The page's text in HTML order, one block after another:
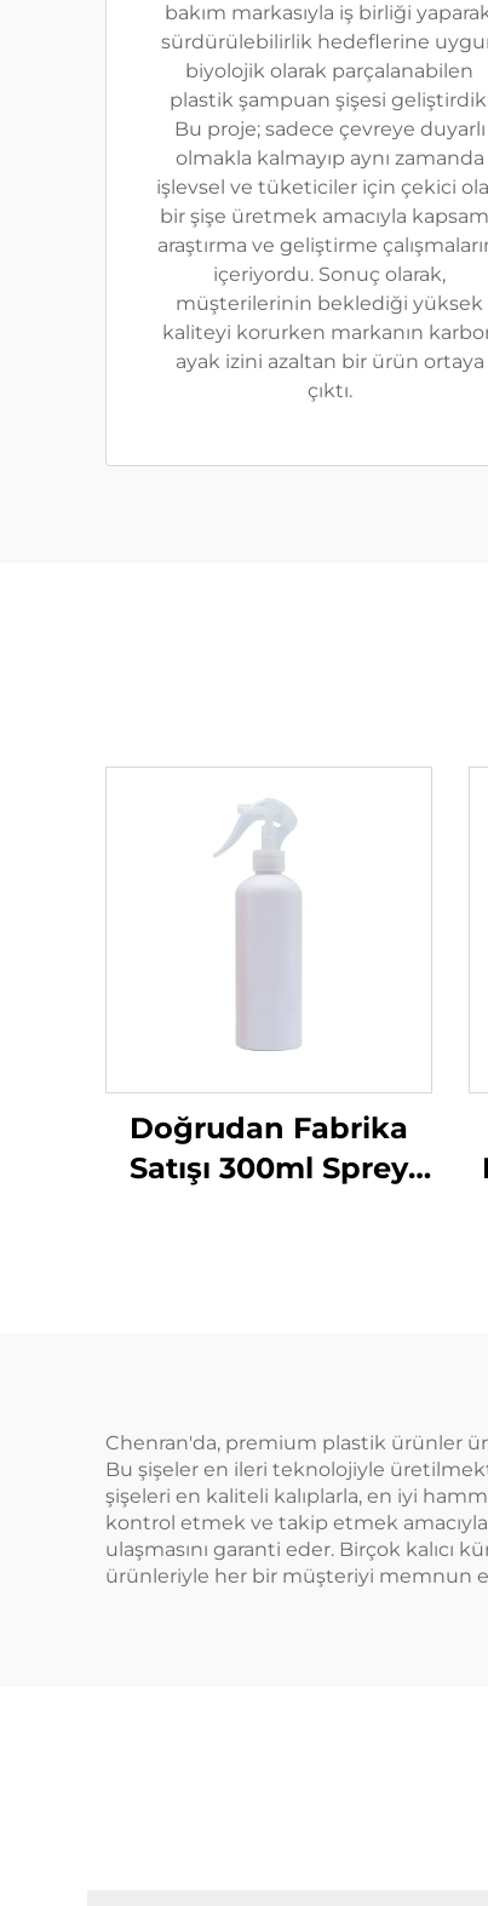
bakım markasıyla iş birliği
sürdürülebilirlik hedeflerine
biyolojik olarak parçalanabilen
plastik şampuan şişesi
Bu proje; sadece çevreye duyarlı
olmakla kalmayıp aynı zamanda
işlevsel ve tüketiciler için çekici
bir şişe üretmek amacıyla
araştırma ve geliştirme
içeriyordu. Sonuç olarak,
müşterilerinin beklediği yüksek
kaliteyi korurken markanın
ayak izini azaltan bir ürün ortaya
çıktı.
Doğrudan Fabrika
Satışı 300ml Sprey
Chenran'da, premium plastik ürünler
Bu şişeler en ileri teknolojiyle
şişeleri en kaliteli kalıplarla, en iyi
kontrol etmek ve takip etmek
ulaşmasını garanti eder. Birçok kalıcı
ürünleriyle her bir müşteriyi memnun